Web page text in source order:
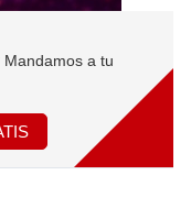
a tu